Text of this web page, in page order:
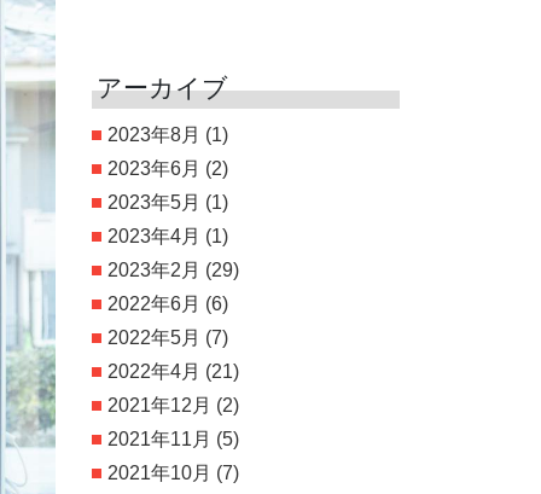
アーカイブ
2023年8月 (1)
2023年6月 (2)
2023年5月 (1)
2023年4月 (1)
2023年2月 (29)
2022年6月 (6)
2022年5月 (7)
2022年4月 (21)
2021年12月 (2)
2021年11月 (5)
2021年10月 (7)